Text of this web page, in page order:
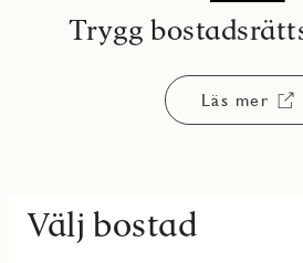
Trygg
Läs mer
Välj bostad